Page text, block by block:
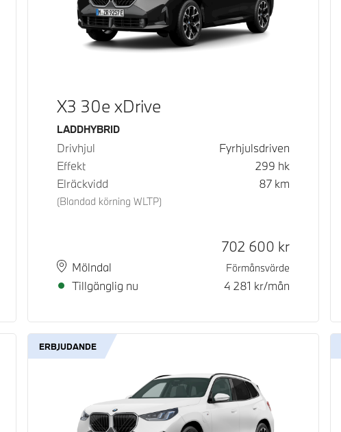
X3 30e xDrive
Bränsle
LADDHYBRID
Drivhjul
Fyrhjulsdriven
Effekt
299 hk
Elräckvidd
(Blandad körning WLTP)
87 km
PlatsMölndal
Leveranstid
Tillgänglig nu
Kontantpris
702 600 kr
Förmånsvärde
4 281 kr/mån
ERBJUDANDE